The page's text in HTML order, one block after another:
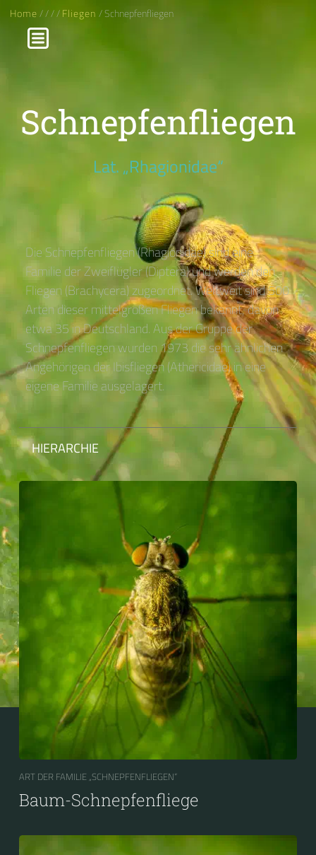
Home////Fliegen / Schnepfenfliegen
Schnepfenfliegen
Lat. „Rhagionidae“
Die Schnepfenfliegen (Rhagionidae) sind eine
Familie der Zweiflügler (Diptera) und werden den
Fliegen (Brachycera) zugeordnet. Weltweit sind 500
Arten dieser mittelgroßen Fliegen bekannt, davon
etwa 35 in Deutschland. Aus der Gruppe der
Schnepfenfliegen wurden 1973 die sehr ähnlichen
Angehörigen der Ibisfliegen (Athericidae) in eine
eigene Familie ausgelagert.
HIERARCHIE
ART DER FAMILIE „SCHNEPFENFLIEGEN“
Baum-Schnepfenfliege